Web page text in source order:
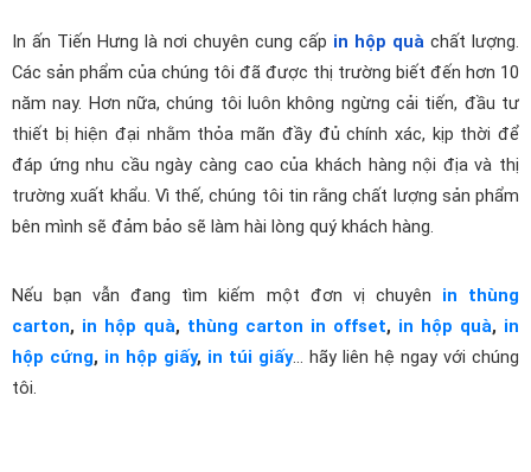
In ấn Tiến Hưng là nơi chuyên cung cấp in hộp quà chất lượng.
Các sản phẩm của chúng tôi đã được thị trường biết đến hơn 10
năm nay. Hơn nữa, chúng tôi luôn không ngừng cải tiến, đầu tư
thiết bị hiện đại nhằm thỏa mãn đầy đủ chính xác, kịp thời để
đáp ứng nhu cầu ngày càng cao của khách hàng nội địa và thị
trường xuất khẩu. Vì thế, chúng tôi tin rằng chất lượng sản phẩm
bên mình sẽ đảm bảo sẽ làm hài lòng quý khách hàng.
Nếu bạn vẫn đang tìm kiếm một đơn vị chuyên in thùng
carton, in hộp quà, thùng carton in offset, in hộp quà, in
hộp cứng, in hộp giấy, in túi giấy... hãy liên hệ ngay với chúng
tôi.